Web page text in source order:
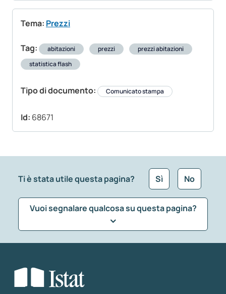
Tema: Prezzi
Tag: abitazioni prezzi
prezzi abitazioni
statistica flash
Tipo di documento: Comunicato stampa
Id: 68671
Ti è stata utile questa pagina? Sì No
Vuoi segnalare qualcosa su questa pagina?
Seleziona la tipologia della segnalazione